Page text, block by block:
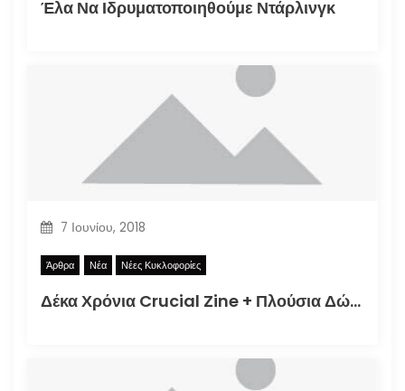
Έλα Να Ιδρυματοποιηθούμε Ντάρλινγκ
7 Ιουνίου, 2018
Άρθρα Νέα Νέες Κυκλοφορίες
Δέκα Χρόνια Crucial Zine + Πλούσια Δώρα!